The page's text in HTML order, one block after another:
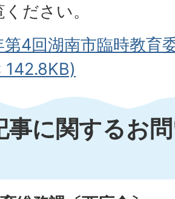
ださい。
4回湖南市臨時教育
142.8KB)
事に関するお